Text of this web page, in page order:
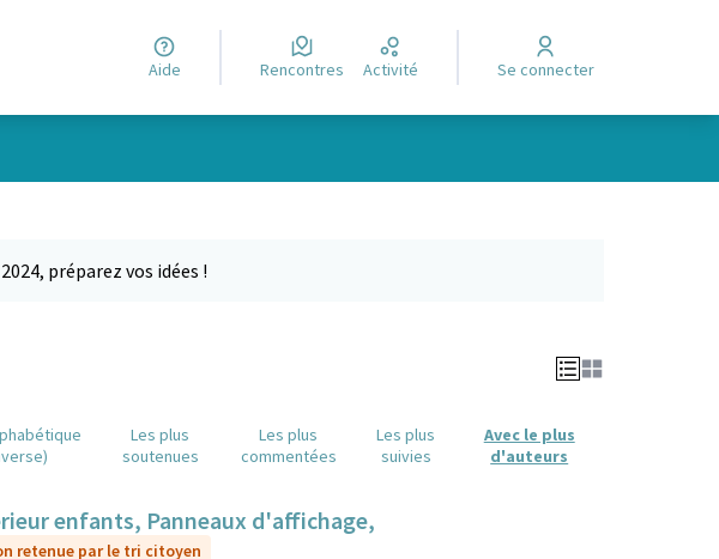
Aide Rencontres Activité Se connecter
préparez vos idées !
Les plus
soutenues
Les plus
commentées
Les plus
suivies
Avec le plus
d'auteurs
enfants, Panneaux d'affichage,
retenue par le tri citoyen